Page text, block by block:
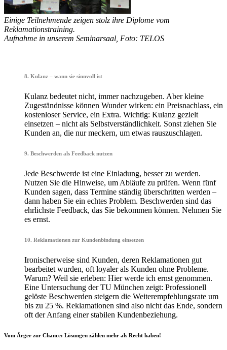
Einige Teilnehmende zeigen stolz ihre Diplome vom
Reklamationstraining.
Aufnahme in unserem Seminarsaal, Foto: TELOS
8. Kulanz – wann sie sinnvoll ist
Kulanz bedeutet nicht, immer nachzugeben. Aber kleine
Zugeständnisse können Wunder wirken: ein Preisnachlass, ein
kostenloser Service, ein Extra. Wichtig: Kulanz gezielt
einsetzen – nicht als Selbstverständlichkeit. Sonst ziehen Sie
Kunden an, die nur meckern, um etwas rauszuschlagen.
9. Beschwerden als Feedback nutzen
Jede Beschwerde ist eine Einladung, besser zu werden.
Nutzen Sie die Hinweise, um Abläufe zu prüfen. Wenn fünf
Kunden sagen, dass Termine ständig überschritten werden –
dann haben Sie ein echtes Problem. Beschwerden sind das
ehrlichste Feedback, das Sie bekommen können. Nehmen Sie
es ernst.
10. Reklamationen zur Kundenbindung einsetzen
Ironischerweise sind Kunden, deren Reklamationen gut
bearbeitet wurden, oft loyaler als Kunden ohne Probleme.
Warum? Weil sie erleben: Hier werde ich ernst genommen.
Eine Untersuchung der TU München zeigt: Professionell
gelöste Beschwerden steigern die Weiterempfehlungsrate um
bis zu 25 %. Reklamationen sind also nicht das Ende, sondern
oft der Anfang einer stabilen Kundenbeziehung.
Vom Ärger zur Chance: Lösungen zählen mehr als Recht haben!